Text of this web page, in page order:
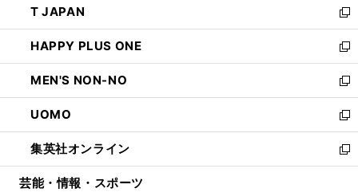
く
で
開
く
ド
ウ
で
開
く
ィ
ン
ド
ウ
で
開
く
い
ウ
ィ
ン
ド
ウ
で
開
く
T JAPAN
新
し
い
ウ
ィ
ン
ド
ウ
で
開
HAPPY PLUS ONE
新
し
い
ウ
ィ
ン
ド
ウ
MEN'S NON-NO
新
し
い
ウ
ィ
ン
UOMO
新
し
い
ウ
集英社オンライン
新
し
芸能・情報・スポーツ